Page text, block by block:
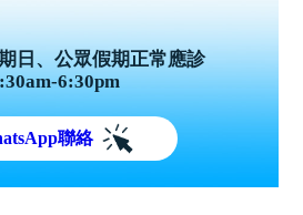
日、公眾假期正常應診
6:30pm
聯絡